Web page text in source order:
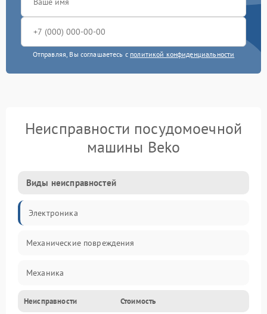
Отправляя, Вы соглашаетесь с политикой конфиденциальности
Неисправности посудомоечной
машины Beko
Виды неисправностей
Электроника
Механические повреждения
Механика
Управление
Неисправности Стоимость